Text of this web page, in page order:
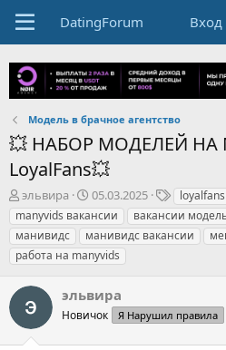
DatingForum Вход
Модель в брачное агентство
💥 НАБОР МОДЕЛЕЙ НА
LoyalFans💥
А
в
т
о
р
е
м
ы
эльвира
Д
а
т
а
н
ч
л
а
05.03.2025
Т
е
г
и
loyalfans
manyvids вакансии
вакансии
манивидс
манивидс вакансии
работа на manyvids
эльвира
Новичок Я Нарушил правила